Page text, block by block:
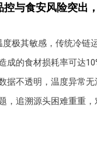
控与食安风险突出
度极其敏感，传统冷链
成的食材损耗率可达
据不透明，温度异常
，追溯源头困难重重